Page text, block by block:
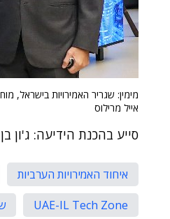
מימין: שגריר האמירויות בישראל,
אייל מרילוס
סייע בהכנת הידיעה: ג'ון בן
איחוד האמירויות הערביות
UAE-IL Tech Zone